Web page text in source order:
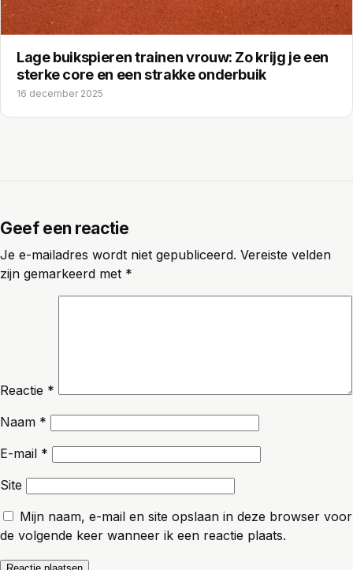
Lage buikspieren trainen vrouw: Zo krijg je een
sterke core en een strakke onderbuik
16 december 2025
Geef een reactie
Je e-mailadres wordt niet gepubliceerd. Vereiste velden
zijn gemarkeerd met *
Reactie *
Naam *
E-mail *
Site
Mijn naam, e-mail en site opslaan in deze browser voor
de volgende keer wanneer ik een reactie plaats.